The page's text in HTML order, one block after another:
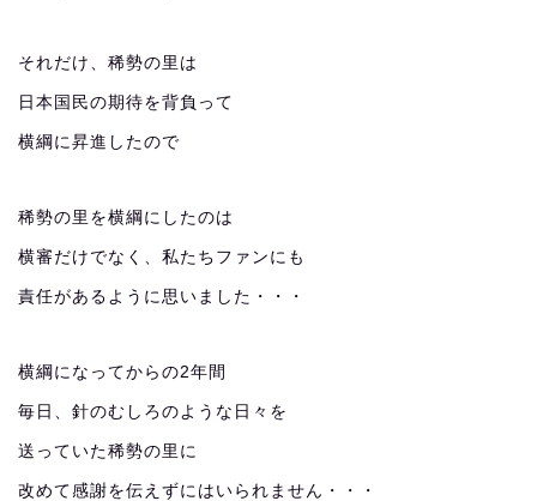
それだけ、稀勢の里は
日本国民の期待を背負って
横綱に昇進したので
稀勢の里を横綱にしたのは
横審だけでなく、私たちファンにも
責任があるように思いました・・・
横綱になってからの2年間
毎日、針のむしろのような日々を
送っていた稀勢の里に
改めて感謝を伝えずにはいられません・・・